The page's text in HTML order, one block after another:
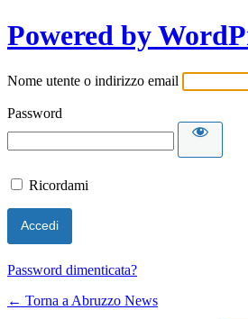
Powered by
Nome utente o indirizzo email
Password
Ricordami
Password dimenticata?
← Torna a Abruzzo News